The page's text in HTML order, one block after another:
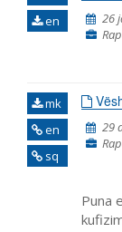
en
26
mk
en
sq
29
Puna